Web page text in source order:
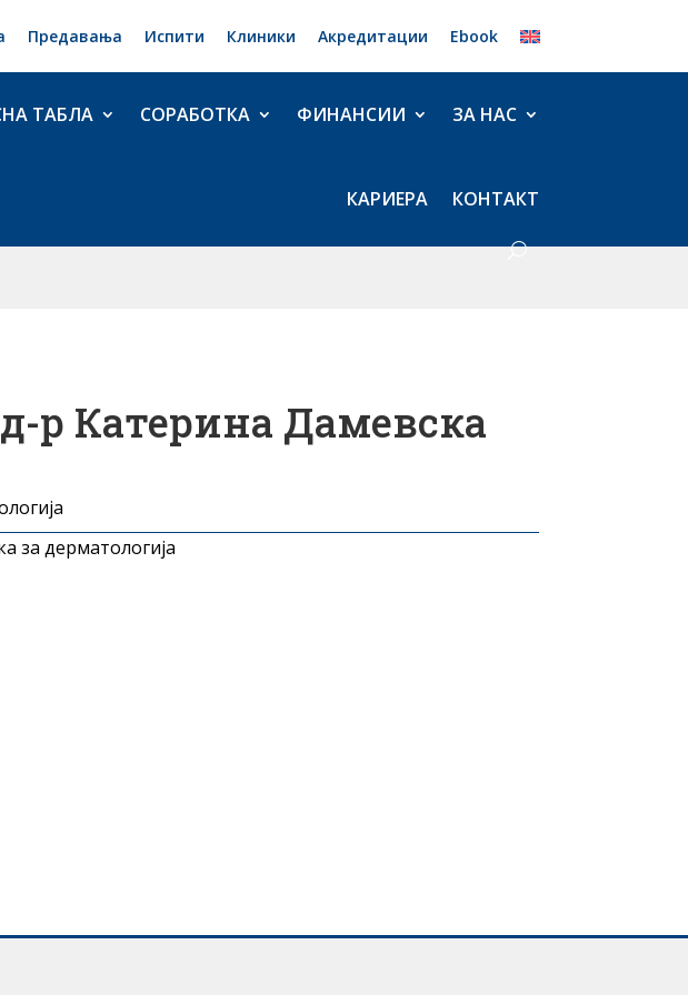
Предавања Испити Клиники Акредитации Ebook
ТАБЛА СОРАБОТКА ФИНАНСИИ ЗА НАС
КАРИЕРА КОНТАКТ
р Катерина Дамевска
за дерматологија